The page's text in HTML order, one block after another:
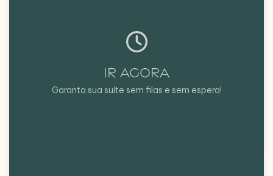
IR AGORA
Garanta sua suíte sem filas e sem espera!